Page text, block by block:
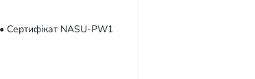
Сертифікат NASU-PW1